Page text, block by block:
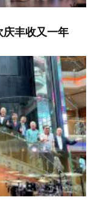
丰收又一年